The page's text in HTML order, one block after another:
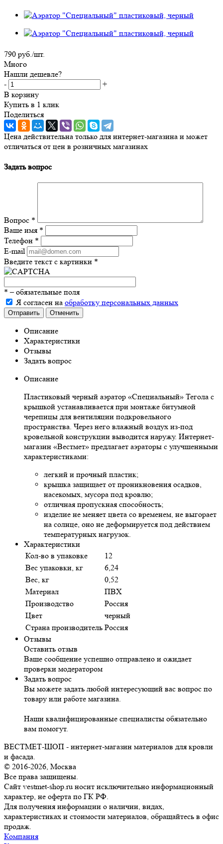
790 руб./шт.
Много
Нашли дешевле?
-
+
В корзину
Купить в 1 клик
Поделиться
Цена действительна только для интернет-магазина и может
отличаться от цен в розничных магазинах
Задать вопрос
Вопрос *
Ваше имя *
Телефон *
E-mail
Введите текст с картинки *
* – обязательные поля
Я согласен на обработку персональных данных
Отправить Отменить
Описание
Характеристики
Отзывы
Задать вопрос
Описание
Пластиковый черный аэратор «Специальный» Тегола с
крышкой устанавливается при монтаже битумной
черепицы для вентиляции подкровельного
пространства. Через него влажный воздух из-под
кровельной конструкции выводится наружу. Интернет-
магазин «Вестмет» предлагает аэраторы с улучшенными
характеристиками:
легкий и прочный пластик;
крышка защищает от проникновения осадков,
насекомых, мусора под кровлю;
отличная пропускная способность;
изделие не меняет цвета со временем, не выгорает
на солнце, оно не деформируется под действием
температурных нагрузок.
Характеристики
Кол-во в упаковке
12
Вес упаковки, кг
6,24
Вес, кг
0,52
Материал
ПВХ
Производство
Россия
Цвет
черный
Страна производитель Россия
Отзывы
Оставить отзыв
Ваше сообщение успешно отправлено и ожидает
проверки модератором
Задать вопрос
Вы можете задать любой интересующий вас вопрос по
товару или работе магазина.
Наши квалифицированные специалисты обязательно
вам помогут.
ВЕСТМЕТ-ШОП - интернет-магазин материалов для кровли
и фасада.
© 2016-2026, Москва
Все права защищены.
Сайт vestmet-shop.ru носит исключительно информационный
характер, не оферта по ГК РФ.
Для получения информации о наличии, видах,
характеристиках и стоимости материалов, обращайтесь в офис
продаж.
Компания